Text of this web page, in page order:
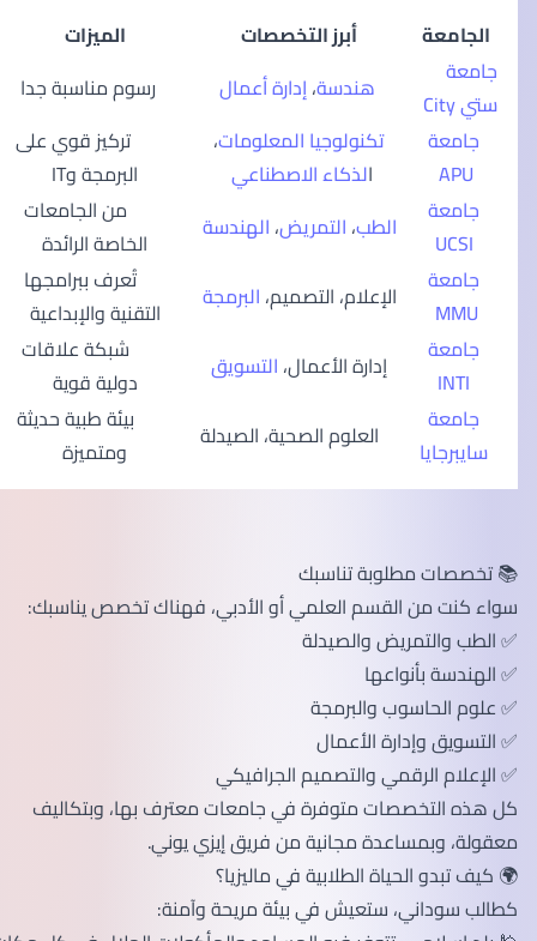
الجامعة
أبرز التخصصات
الميزات
جامعة
ستي City
هندسة،إدارة أعمال
رسوم مناسبة جدا
جامعة
APU
تكنولوجيا المعلومات،
لذكاء الاصطناعي
تركيز قوي على
البرمجة وIT
جامعة
UCSI
الطب،التمريض،الهندسة
من الجامعات
الخاصة الرائدة
جامعة
MMU
الإعلام، التصميم،البرمجة
تُعرف ببرامجها
التقنية والإبداعية
جامعة
INTI
إدارة الأعمال،التسويق
شبكة علاقات
دولية قوية
جامعة
سايبرجايا
العلوم الصحية، الصيدلة
بيئة طبية حديثة
ومتميزة
📚 تخصصات مطلوبة تناسبك
سواء كنت من القسم العلمي أو الأدبي، فهناك تخصص يناسبك:
✅ الطب والتمريض والصيدلة
✅ الهندسة بأنواعها
✅ علوم الحاسوب والبرمجة
✅ التسويق وإدارة الأعمال
✅ الإعلام الرقمي والتصميم الجرافيكي
كل هذه التخصصات متوفرة في جامعات معترف بها، وبتكاليف
معقولة، وبمساعدة مجانية من فريق إيزي يوني.
🌍 كيف تبدو الحياة الطلابية في ماليزيا؟
كطالب سوداني، ستعيش في بيئة مريحة وآمنة: